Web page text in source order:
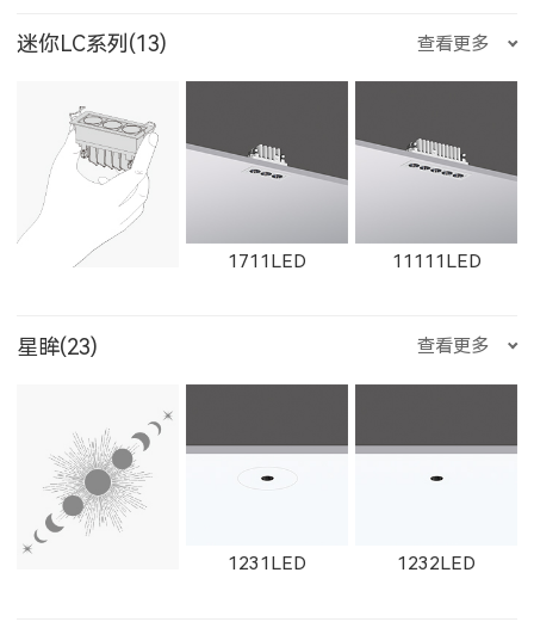
1612LED W1612LED 1761LED
1762LED W1762LED
迷你LC系列(13) 查看更多
1711LED 11111LED
12111LED W1711LED W11111LED
星眸(23) 查看更多
1231LED 1232LED